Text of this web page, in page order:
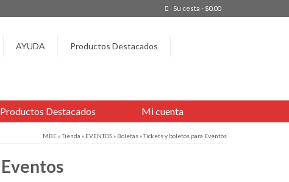
Su cesta - $0.00
AYUDA Productos Destacados
Productos Destacados Mi cuenta
MBE»Tienda » EVENTOS» Boletas»Tickets y boletos para Eventos